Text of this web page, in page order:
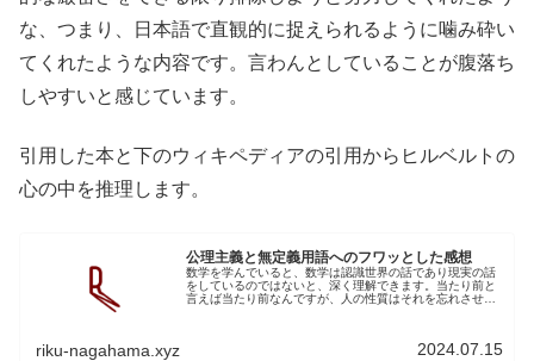
な、つまり、日本語で直観的に捉えられるように噛み砕い
てくれたような内容です。言わんとしていることが腹落ち
しやすいと感じています。
引用した本と下のウィキペディアの引用からヒルベルトの
心の中を推理します。
公理主義と無定義用語へのフワッとした感想
数学を学んでいると、数学は認識世界の話であり現実の話
をしているのではないと、深く理解できます。当たり前と
言えば当たり前なんですが、人の性質はそれを忘れさせま
riku-nagahama.xyz 2024.07.15